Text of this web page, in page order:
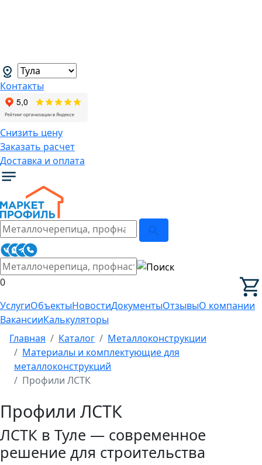
Контакты
Снизить цену
Заказать расчет
Доставка и оплата
0
УслугиОбъектыНовостиДокументыОтзывыО компании
ВакансииКалькуляторы
Главная
Каталог
Металлоконструкции
Материалы и комплектующие для
металлоконструкций
Профили ЛСТК
Профили ЛСТК
ЛСТК в Туле — современное
решение для строительства